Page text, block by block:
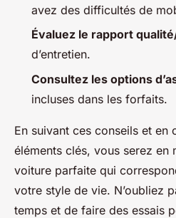
avez des difficultés de
Évaluez le rapport
d’entretien.
Consultez les options
incluses dans les forfaits.
En suivant ces conseils et en
éléments clés, vous serez en
voiture parfaite qui
votre style de vie. N’oubliez
temps et de faire des essais